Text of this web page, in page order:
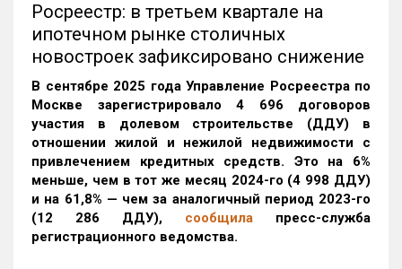
Росреестр: в третьем квартале на
ипотечном рынке столичных
новостроек зафиксировано снижение
В сентябре 2025 года Управление Росреестра по
Москве зарегистрировало 4 696 договоров
участия в долевом строительстве (ДДУ) в
отношении жилой и нежилой недвижимости с
привлечением кредитных средств. Это на 6%
меньше, чем в тот же месяц 2024-го (4 998 ДДУ)
и на 61,8% — чем за аналогичный период 2023-го
(12 286 ДДУ), сообщила пресс-служба
регистрационного ведомства.